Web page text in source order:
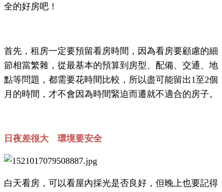
全的好房吧！
首先，租房一定要預留看房時間，因為看房要顧慮的細
節相當繁雜，從最基本的預算到房型、配備、交通、地
點等問題，都需要花時間比較，所以盡可能留出1至2個
月的時間，才不會因為時間緊迫而遷就不適合的房子。
日夜差很大 環境要安全
白天看房，可以看屋內採光是否良好，但晚上也要記得